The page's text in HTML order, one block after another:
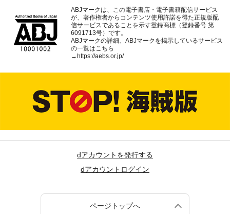
ABJマークは、この電子書店・電子書籍配信サービス
が、著作権者からコンテンツ使用許諾を得た正規版配
信サービスであることを示す登録商標（登録番号 第
6091713号）です。
ABJマークの詳細、ABJマークを掲示しているサービス
の一覧はこちら
→ https://aebs.or.jp/
dアカウントを発行する
dアカウントログイン
ページトップへ